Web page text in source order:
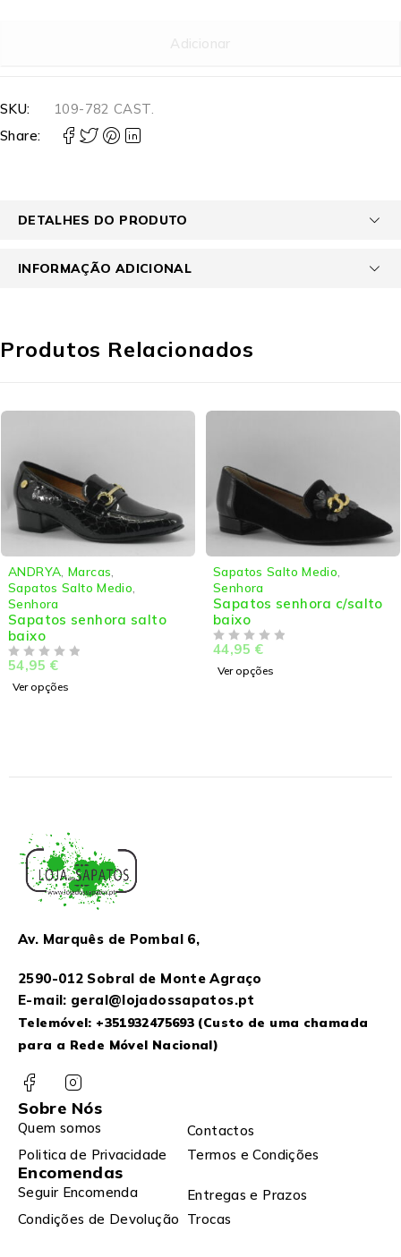
Adicionar
SKU:
109-782 CAST.
Share:
DETALHES DO PRODUTO
INFORMAÇÃO ADICIONAL
Produtos Relacionados
ANDRYA Marcas
Sapatos Salto Medio
Senhora
Sapatos senhora salto
baixo
54,95 €
Ver opções
Sapatos Salto Medio
Senhora
Sapatos senhora c/salto
baixo
44,95 €
Ver opções
Av. Marquês de Pombal 6,
2590-012 Sobral de Monte Agraço
E-mail: geral@lojadossapatos.pt
Telemóvel: +351932475693 (Custo de uma chamada
para a Rede Móvel Nacional)
Sobre Nós
Quem somos
Contactos
Politica de Privacidade
Termos e Condições
Encomendas
Seguir Encomenda
Entregas e Prazos
Condições de Devolução Trocas